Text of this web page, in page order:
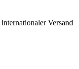
Versand